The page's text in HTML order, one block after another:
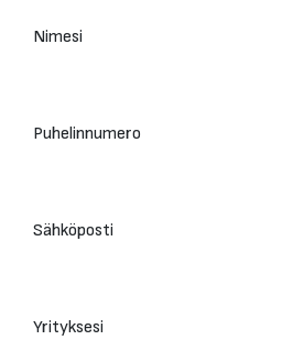
Nimesi
Puhelinnumero
Sähköposti
Yrityksesi